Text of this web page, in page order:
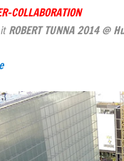
COLLABORATION
ROBERT TUNNA 2014 @